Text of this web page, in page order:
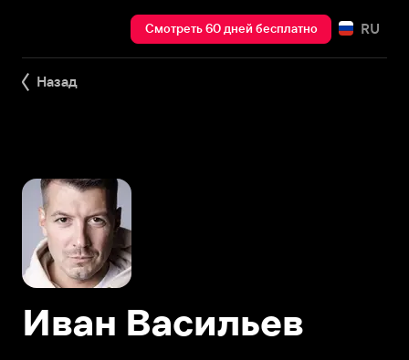
Смотреть 60 дней бесплатно RU
Назад
Иван Васильев